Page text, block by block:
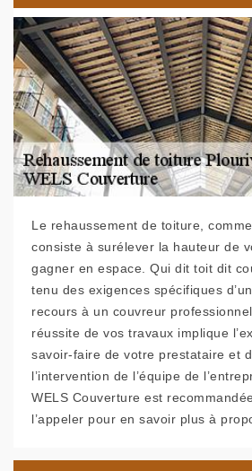
Le rehaussement de toiture, comme
consiste à surélever la hauteur de
gagner en espace. Qui dit toit dit
tenu des exigences spécifiques
recours à un couvreur
réussite de vos travaux implique
savoir-faire de votre prestataire et
l’intervention de l’équipe de
WELS Couverture est
l’appeler pour en savoir plus à